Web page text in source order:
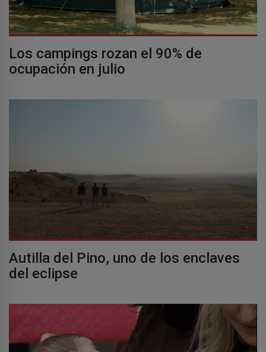
Los campings rozan el 90% de
ocupación en julio
Autilla del Pino, uno de los enclaves
del eclipse